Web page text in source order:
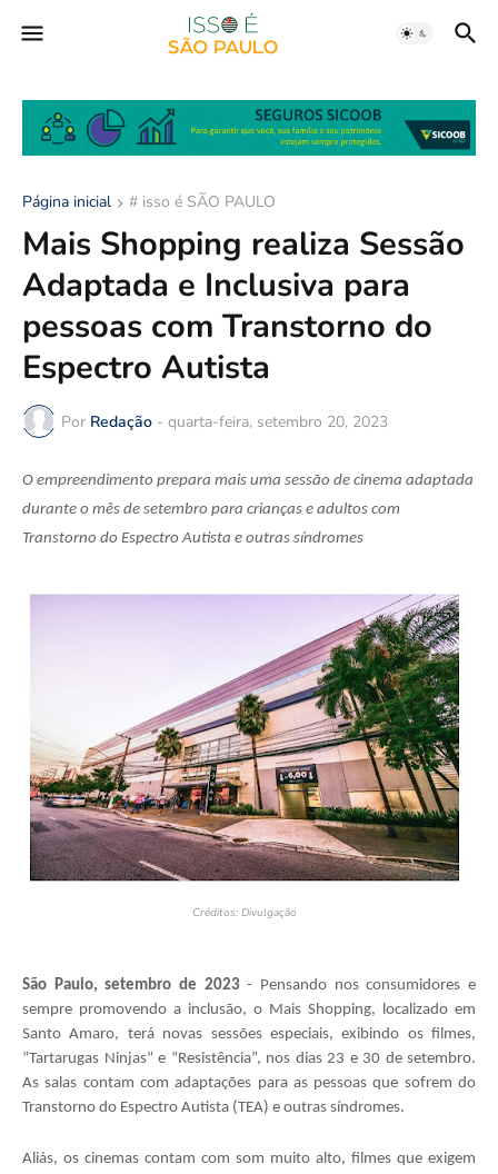
Página inicial # isso é SÃO PAULO
Mais Shopping realiza Sessão
Adaptada e Inclusiva para
pessoas com Transtorno do
Espectro Autista
Por Redação - quarta-feira, setembro 20, 2023
O empreendimento prepara mais uma sessão de cinema adaptada
durante o mês de setembro para crianças e adultos com
Transtorno do Espectro Autista e outras síndromes
Créditos: Divulgação
São Paulo, setembro de 2023- Pensando nos consumidores e
sempre promovendo a inclusão, o Mais Shopping, localizado em
Santo Amaro, terá novas sessões especiais, exibindo os filmes,
”Tartarugas Ninjas” e “Resistência”, nos dias 23 e 30 de setembro.
As salas contam com adaptações para as pessoas que sofrem do
Transtorno do Espectro Autista (TEA) e outras síndromes.
Aliás, os cinemas contam com som muito alto, filmes que exigem